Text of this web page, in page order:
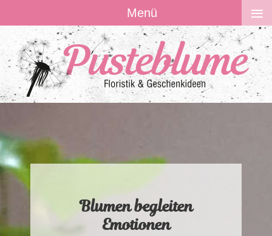
Blumen begleiten
Emotionen
Menü ≡